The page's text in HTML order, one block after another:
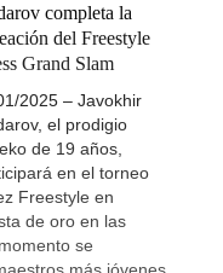
completa la
del Freestyle
Grand Slam
2025 – Javokhir
el prodigio
de 19 años,
en el torneo
Freestyle en
de oro en las
se
más jóvenes